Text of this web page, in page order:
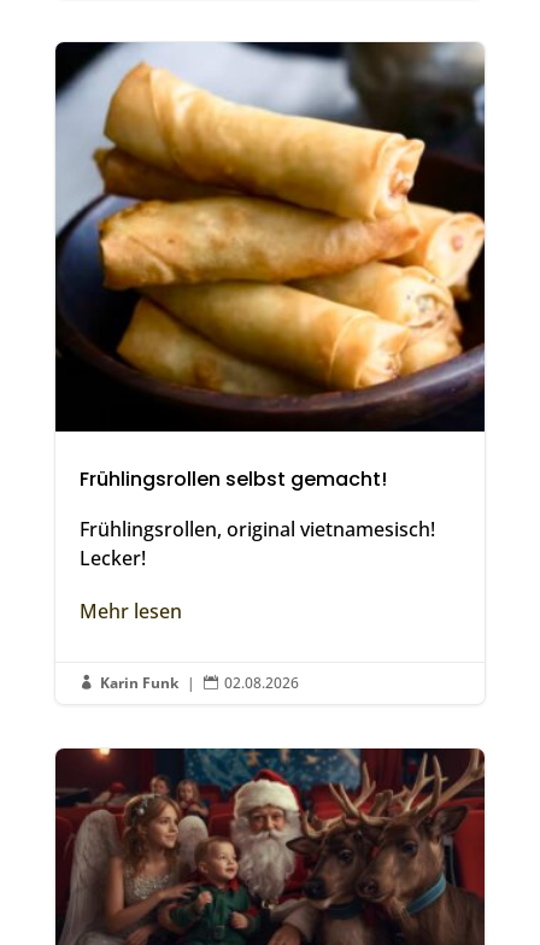
Frühlingsrollen selbst gemacht!
Frühlingsrollen, original vietnamesisch!
Lecker!
Mehr lesen
 Karin Funk |  02.08.2026